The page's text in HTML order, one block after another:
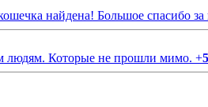
найдена! Большое спасибо
людям. Которые не прошли мимо. +5